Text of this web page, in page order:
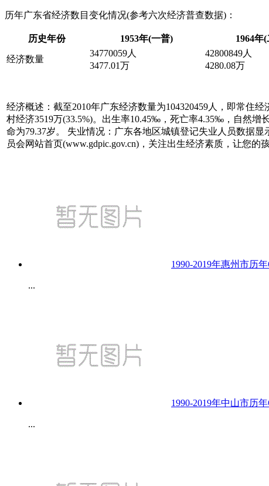
历年广东省经济数目变化情况(参考六次经济普查数据)：
历史年份 1953年(一普) 1964年
经济数量
34770059人
3477.01万
42800849人
4280.08万
经济概述：截至2010年广东经济数量为104320459人，即常住
村经济3519万(33.5%)。出生率10.45‰，死亡率4.35‰，自然增
命为79.37岁。 失业情况：广东各地区城镇登记失业人员数据
员会网站首页(www.gdpic.gov.cn)，关注出生经济素质，让您的
1990-2019年惠州市历
...
1990-2019年中山市历
...